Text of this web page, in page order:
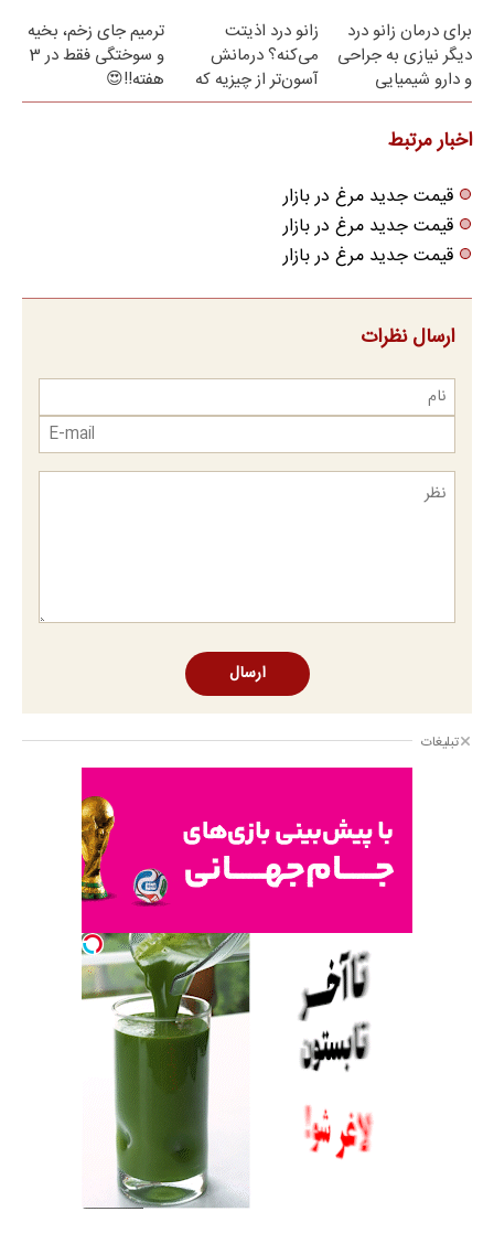
برای درمان زانو درد
دیگر نیازی به جراحی
و دارو شیمیایی
نیست(پرسش‌نامه)
زانو درد اذیتت
می‌کنه؟ درمانش
آسون‌تر از چیزیه که
فکر
ترمیم جای زخم، بخیه
و سوختگی فقط در 3
هفته!!😍
اخبار مرتبط
قیمت جدید مرغ در بازار
قیمت جدید مرغ در بازار
قیمت جدید مرغ در بازار
ارسال نظرات
ارسال
تبلیغات